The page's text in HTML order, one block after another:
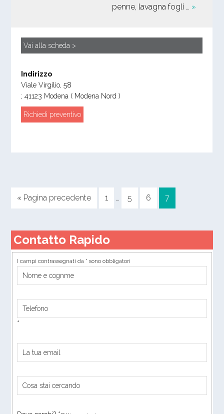
penne, lavagna fogli … »
Vai alla scheda >
Indirizzo
Viale Virgilio, 58
;41123 Modena ( Modena Nord )
Richiedi preventivo
« Pagina precedente 1 … 5 6 7
Contatto Rapido
I campi contrassegnati da * sono obbligatori
*